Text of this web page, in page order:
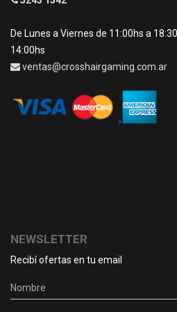
De Lunes a Viernes de 11:00hs a
14:00hs
ventas@crosshairgaming.com.ar
NEWSLETTER
Recibí ofertas en tu email